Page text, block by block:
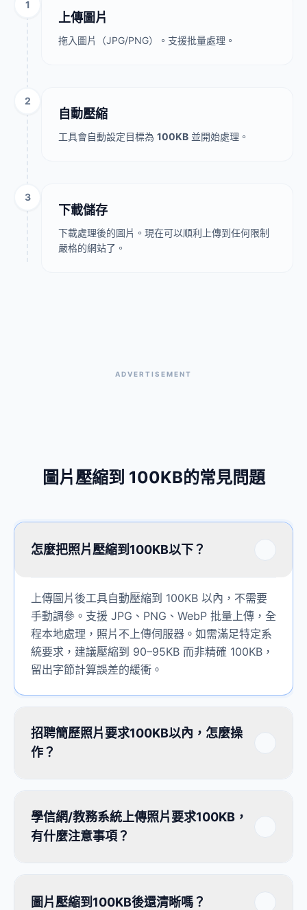
1
上傳圖片
拖入圖片（JPG/PNG）。支援批量處理。
2
自動壓縮
工具會自動設定目標為 100KB 並開始處理。
3
下載儲存
下載處理後的圖片。現在可以順利上傳到任何限制
嚴格的網站了。
ADVERTISEMENT
圖片壓縮到 100KB的常見問題
怎麼把照片壓縮到100KB以下？
上傳圖片後工具自動壓縮到 100KB 以內，不需要
手動調參。支援 JPG、PNG、WebP 批量上傳，全
程本地處理，照片不上傳伺服器。如需滿足特定系
統要求，建議壓縮到 90–95KB 而非精確 100KB，
留出字節計算誤差的緩衝。
招聘簡歷照片要求100KB以內，怎麼操
作？
學信網/教務系統上傳照片要求100KB，
有什麼注意事項？
圖片壓縮到100KB後還清晰嗎？